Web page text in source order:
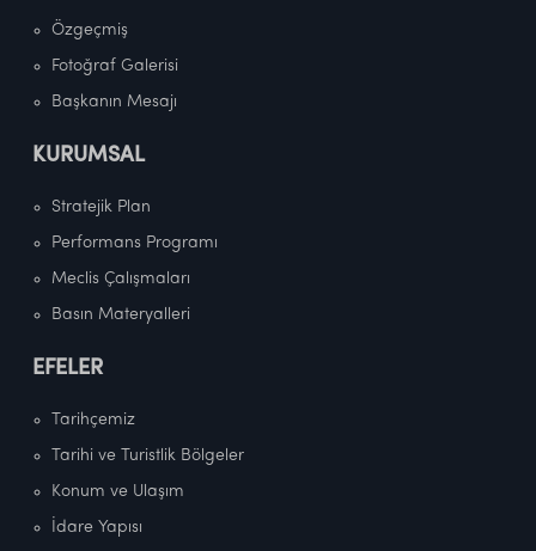
Özgeçmiş
Fotoğraf Galerisi
Başkanın Mesajı
KURUMSAL
Stratejik Plan
Performans Programı
Meclis Çalışmaları
Basın Materyalleri
EFELER
Tarihçemiz
Tarihi ve Turistlik Bölgeler
Konum ve Ulaşım
İdare Yapısı